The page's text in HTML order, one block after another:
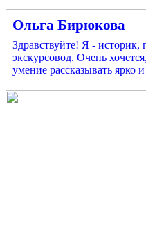
Ольга Бирюкова
Здравствуйте! Я -
экскурсовод. Очень
умение рассказывать ярко